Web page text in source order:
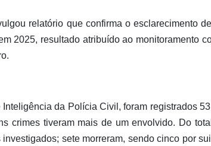
relatório que confirma o esclarecimento
2025, resultado atribuído ao monitoramento
da Polícia Civil, foram registrados
crimes tiveram mais de um envolvido. Do
sete morreram, sendo cinco por